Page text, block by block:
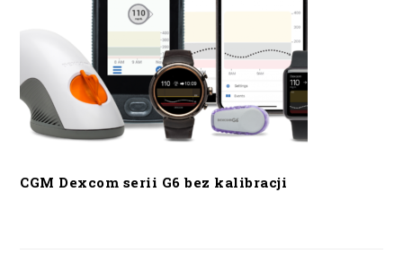
CGM Dexcom serii G6 bez kalibracji